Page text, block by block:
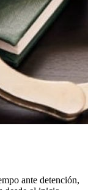
ante detención,